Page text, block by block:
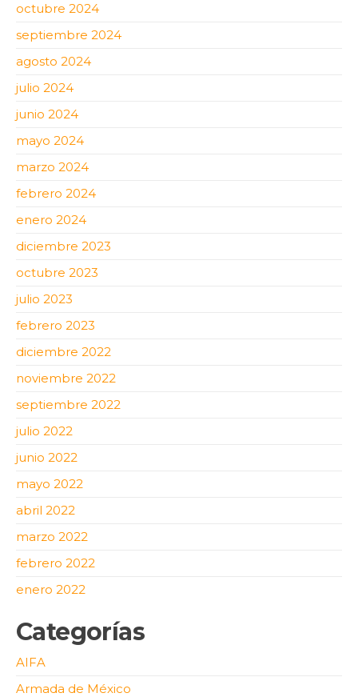
octubre 2024
septiembre 2024
agosto 2024
julio 2024
junio 2024
mayo 2024
marzo 2024
febrero 2024
enero 2024
diciembre 2023
octubre 2023
julio 2023
febrero 2023
diciembre 2022
noviembre 2022
septiembre 2022
julio 2022
junio 2022
mayo 2022
abril 2022
marzo 2022
febrero 2022
enero 2022
Categorías
AIFA
Armada de México